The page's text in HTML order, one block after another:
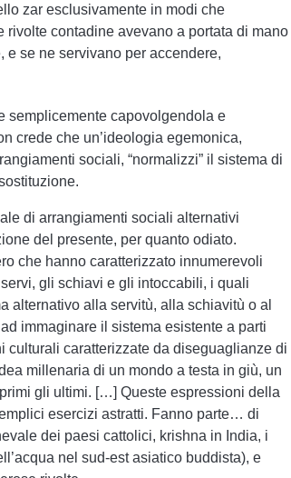
zar esclusivamente in modi che
contadine avevano a portata di mano
se ne servivano per accendere,
semplicemente capovolgendola e
crede che un’ideologia egemonica,
sociali, “normalizzi” il sistema di
di arrangiamenti sociali alternativi
del presente, per quanto odiato.
che hanno caratterizzato innumerevoli
gli schiavi e gli intoccabili, i quali
alternativo alla servitù, alla schiavitù o al
immaginare il sistema esistente a parti
culturali caratterizzate da diseguaglianze di
millenaria di un mondo a testa in giù, un
gli ultimi. […] Queste espressioni della
esercizi astratti. Fanno parte… di
dei paesi cattolici, krishna in India, i
nel sud-est asiatico buddista), e